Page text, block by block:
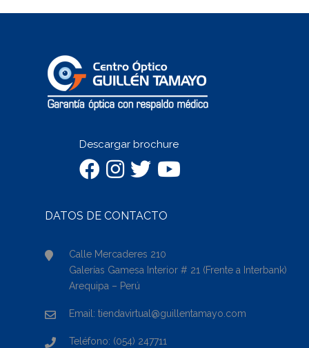
Descargar brochure
DATOS DE CONTACTO
Calle Mercaderes 210
Galerías Gamesa Interior # 21 (Frente a Interbank)
Arequipa – Perú
Email: tiendavirtual@guillentamayo.com
Teléfono: (054) 247711